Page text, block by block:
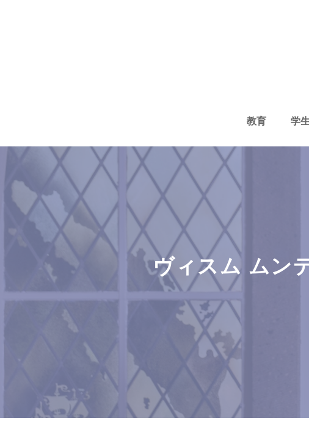
キ
教育 学
ヴィスム ムン